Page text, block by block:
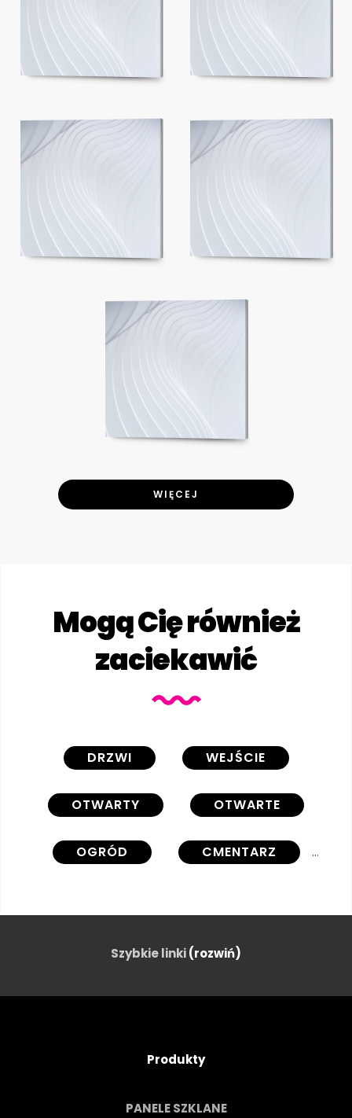
WIĘCEJ
Mogą Cię również
zaciekawić
DRZWI WEJŚCIE
OTWARTY OTWARTE
OGRÓD CMENTARZ
KOLEBKOWATY
ARCHITEKTURA PIĘKNY
Szybkie linki(rozwiń)
Produkty
PANELE SZKLANE